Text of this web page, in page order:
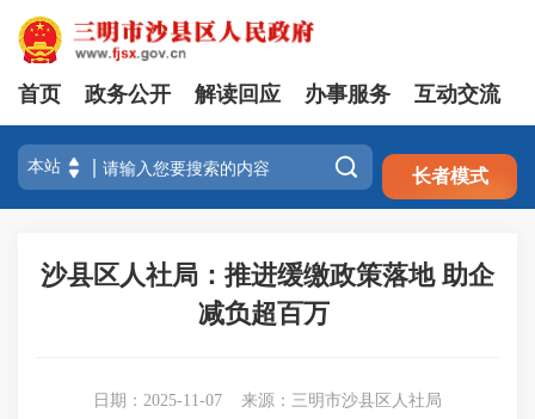
注册 登录
首页 政务公开 解读回应 办事服务 互动交流
 长者模式
沙县区人社局：推进缓缴政策落地 助企
减负超百万 ​
日期：2025-11-07 来源：三明市沙县区人社局